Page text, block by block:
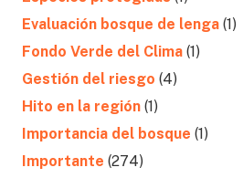
Evaluación bosque de lenga (1)
Fondo Verde del Clima (1)
Gestión del riesgo (4)
Hito en la región (1)
Importancia del bosque (1)
Importante (274)